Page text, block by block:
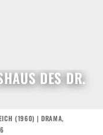
DES DR.
(1960) |DRAMA,